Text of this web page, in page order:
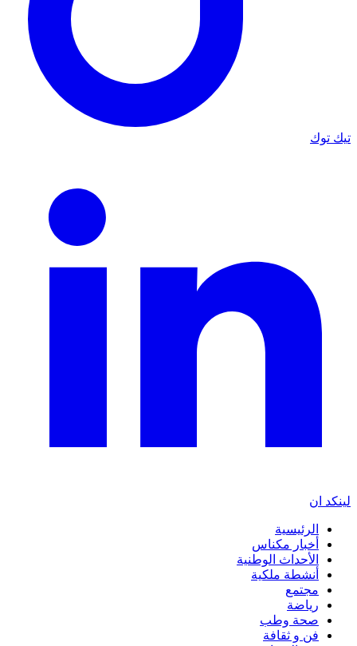
تيك توك
لينكد ان
الرئيسية
أخبار مكناس
الأحداث الوطنية
أنشطة ملكية
مجتمع
رياضة
صحة وطب
فن و ثقافة